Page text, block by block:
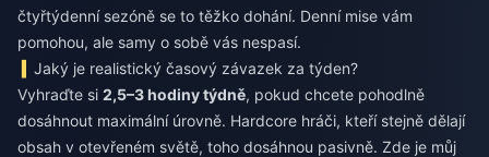
čtyřtýdenní sezóně se to těžko dohání. Denní mise vám
pomohou, ale samy o sobě vás nespasí.
Jaký je realistický časový závazek za týden?
Vyhraďte si 2,5–3 hodiny týdně, pokud chcete pohodlně
dosáhnout maximální úrovně. Hardcore hráči, kteří stejně dělají
obsah v otevřeném světě, toho dosáhnou pasivně. Zde je můj